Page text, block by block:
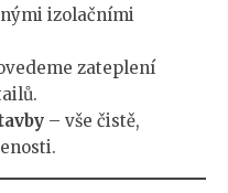
izolačními
zateplení
– vše čistě,